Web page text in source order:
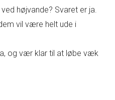
højvande? Svaret er ja.
vil være helt ude i
og vær klar til at løbe væk